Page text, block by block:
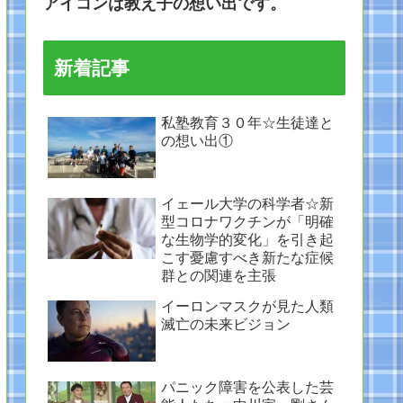
新着記事
私塾教育３０年☆生徒達と
の想い出①
イェール大学の科学者☆新
型コロナワクチンが「明確
な生物学的変化」を引き起
こす憂慮すべき新たな症候
群との関連を主張
イーロンマスクが見た人類
滅亡の未来ビジョン
パニック障害を公表した芸